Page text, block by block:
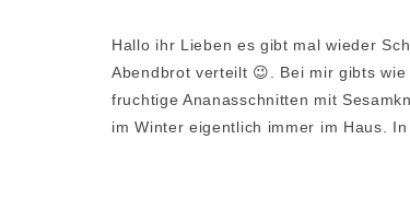
Hallo ihr Lieben es gibt mal wieder
Abendbrot verteilt 😉. Bei mir gibts
fruchtige Ananasschnitten mit
im Winter eigentlich immer im Haus.